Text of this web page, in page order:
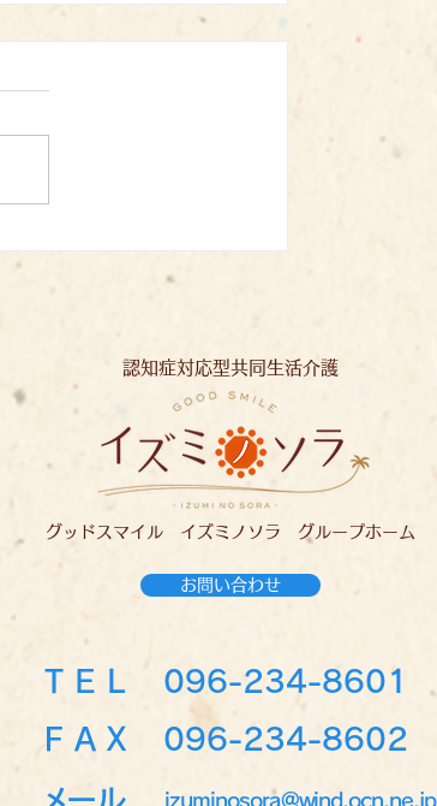
恵みに感謝して：いずみ
認知症対応型共同生活介護
グッドスマイル イズミノソラ グループホーム
お問い合わせ
ＴＥＬ 096-234-8601
ＦＡＸ 096-234-8602
izuminosora@wind.ocn.ne.jp